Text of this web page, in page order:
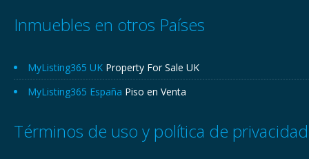
Inmuebles en otros Países
MyListing365 UK Property For Sale UK
MyListing365 España Piso en Venta
Términos de uso y política de privacidad